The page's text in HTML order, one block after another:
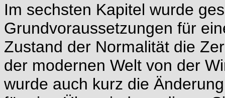
Im sechsten Kapitel wurde
Grundvoraussetzungen für
Zustand der Normalität die
der modernen Welt von der
wurde auch kurz die